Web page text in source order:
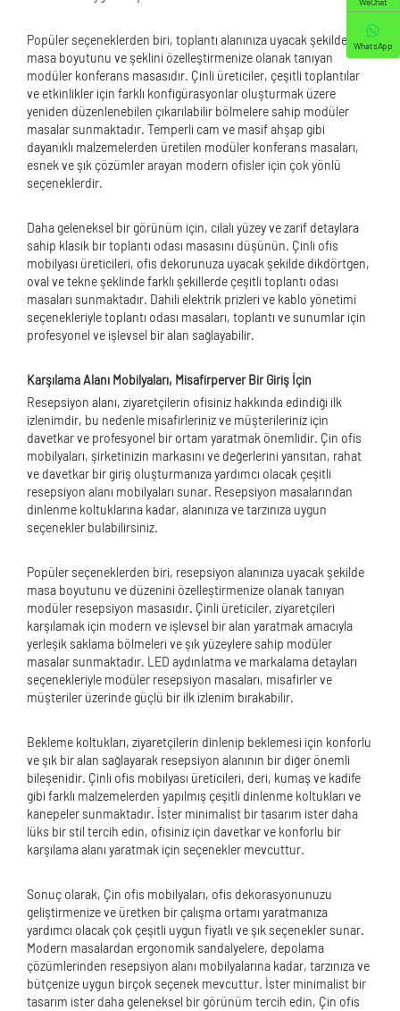
Popüler seçeneklerden biri, toplantı alanınıza uyacak şekilde
masa boyutunu ve şeklini özelleştirmenize olanak tanıyan
modüler konferans masasıdır. Çinli üreticiler, çeşitli toplantılar
ve etkinlikler için farklı konfigürasyonlar oluşturmak üzere
yeniden düzenlenebilen çıkarılabilir bölmelere sahip modüler
masalar sunmaktadır. Temperli cam ve masif ahşap gibi
dayanıklı malzemelerden üretilen modüler konferans masaları,
esnek ve şık çözümler arayan modern ofisler için çok yönlü
seçeneklerdir.
Daha geleneksel bir görünüm için, cilalı yüzey ve zarif detaylara
sahip klasik bir toplantı odası masasını düşünün. Çinli ofis
mobilyası üreticileri, ofis dekorunuza uyacak şekilde dikdörtgen,
oval ve tekne şeklinde farklı şekillerde çeşitli toplantı odası
masaları sunmaktadır. Dahili elektrik prizleri ve kablo yönetimi
seçenekleriyle toplantı odası masaları, toplantı ve sunumlar için
profesyonel ve işlevsel bir alan sağlayabilir.
Karşılama Alanı Mobilyaları, Misafirperver Bir Giriş İçin
Resepsiyon alanı, ziyaretçilerin ofisiniz hakkında edindiği ilk
izlenimdir, bu nedenle misafirleriniz ve müşterileriniz için
davetkar ve profesyonel bir ortam yaratmak önemlidir. Çin ofis
mobilyaları, şirketinizin markasını ve değerlerini yansıtan, rahat
ve davetkar bir giriş oluşturmanıza yardımcı olacak çeşitli
resepsiyon alanı mobilyaları sunar. Resepsiyon masalarından
dinlenme koltuklarına kadar, alanınıza ve tarzınıza uygun
seçenekler bulabilirsiniz.
Popüler seçeneklerden biri, resepsiyon alanınıza uyacak şekilde
masa boyutunu ve düzenini özelleştirmenize olanak tanıyan
modüler resepsiyon masasıdır. Çinli üreticiler, ziyaretçileri
karşılamak için modern ve işlevsel bir alan yaratmak amacıyla
yerleşik saklama bölmeleri ve şık yüzeylere sahip modüler
masalar sunmaktadır. LED aydınlatma ve markalama detayları
seçenekleriyle modüler resepsiyon masaları, misafirler ve
müşteriler üzerinde güçlü bir ilk izlenim bırakabilir.
Bekleme koltukları, ziyaretçilerin dinlenip beklemesi için konforlu
ve şık bir alan sağlayarak resepsiyon alanının bir diğer önemli
bileşenidir. Çinli ofis mobilyası üreticileri, deri, kumaş ve kadife
gibi farklı malzemelerden yapılmış çeşitli dinlenme koltukları ve
kanepeler sunmaktadır. İster minimalist bir tasarım ister daha
lüks bir stil tercih edin, ofisiniz için davetkar ve konforlu bir
karşılama alanı yaratmak için seçenekler mevcuttur.
Sonuç olarak, Çin ofis mobilyaları, ofis dekorasyonunuzu
geliştirmenize ve üretken bir çalışma ortamı yaratmanıza
yardımcı olacak çok çeşitli uygun fiyatlı ve şık seçenekler sunar.
Modern masalardan ergonomik sandalyelere, depolama
çözümlerinden resepsiyon alanı mobilyalarına kadar, tarzınıza ve
bütçenize uygun birçok seçenek mevcuttur. İster minimalist bir
tasarım ister daha geleneksel bir görünüm tercih edin, Çin ofis
WhatsApp